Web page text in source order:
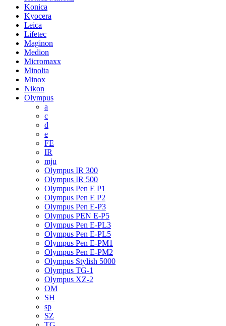
Konica
Kyocera
Leica
Lifetec
Maginon
Medion
Micromaxx
Minolta
Minox
Nikon
Olympus
a
c
d
e
FE
IR
mju
Olympus IR 300
Olympus IR 500
Olympus Pen E P1
Olympus Pen E P2
Olympus Pen E-P3
Olympus PEN E-P5
Olympus Pen E-PL3
Olympus Pen E-PL5
Olympus Pen E-PM1
Olympus Pen E-PM2
Olympus Stylish 5000
Olympus TG-1
Olympus XZ-2
OM
SH
sp
SZ